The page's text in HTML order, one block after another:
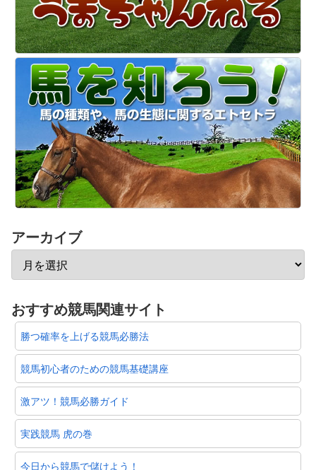
アーカイブ
おすすめ競馬関連サイト
勝つ確率を上げる競馬必勝法
競馬初心者のための競馬基礎講座
激アツ！競馬必勝ガイド
実践競馬 虎の巻
今日から競馬で儲けよう！